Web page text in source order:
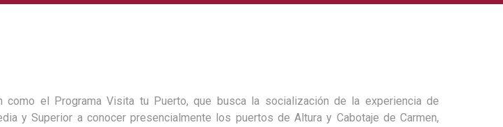
como el Programa Visita tu Puerto, que busca la socialización de la experiencia de
y Superior a conocer presencialmente los puertos de Altura y Cabotaje de Carmen,